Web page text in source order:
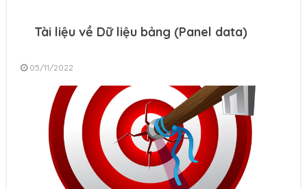
Tài liệu về Dữ liệu bảng (Panel data)
05/11/2022